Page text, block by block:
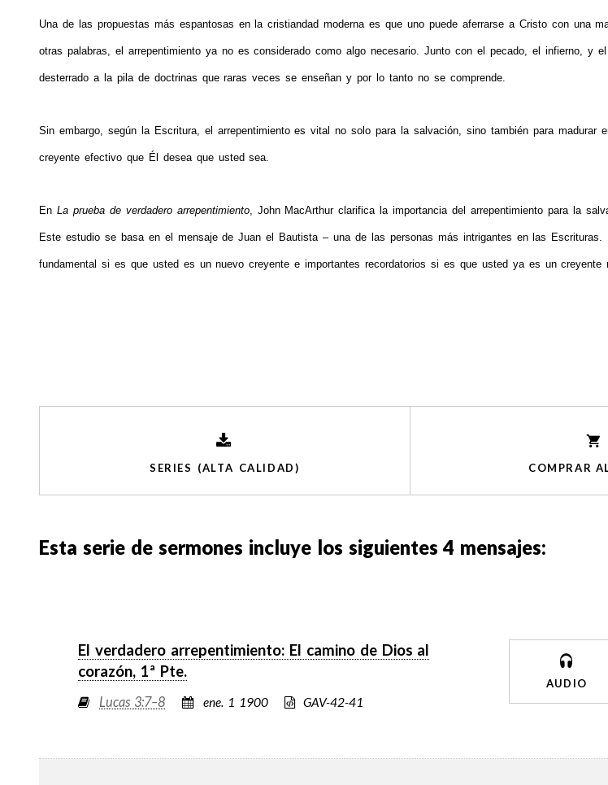
Una de las propuestas más espantosas en la cristiandad moderna es que uno puede aferrarse a Cristo con una
otras palabras, el arrepentimiento ya no es considerado como algo necesario. Junto con el pecado, el infierno, y
desterrado a la pila de doctrinas que raras veces se enseñan y por lo tanto no se comprende.
Sin embargo, según la Escritura, el arrepentimiento es vital noso lo para la salvación, sinotambién para madurar
creyente efectivo que Él desea que usted sea.
En La prueba de verdadero arrepentimiento, John MacArthur clarifica la importancia del arrepentimiento para la
Este estudio se basa en el mensaje de Juan el Bautista – unade las personas más intrigantes en las Escrituras.
fundamental si es que usted es un nuevo creyente e importantes recordatorios si es que usted ya es un creyente
SERIES (ALTA CALIDAD) COMPRAR
Esta serie de sermones incluye los siguientes4 mensajes:
El verdadero arrepentimiento: El camino de Dios al
corazón, 1ª Pte.
Lucas 3:7–8 ene. 1 1900 GAV-42-41
AUDIO